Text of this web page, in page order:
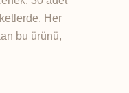
Her
bu ürünü,